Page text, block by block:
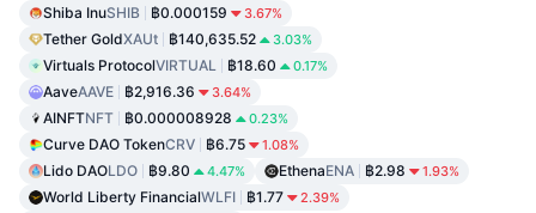
Shiba InuSHIB ฿0.000159 3.67%
Tether GoldXAUt ฿140,635.52 3.03%
Virtuals ProtocolVIRTUAL ฿18.60 0.17%
AaveAAVE ฿2,916.36 3.64%
AINFTNFT ฿0.000008928 0.23%
Curve DAO TokenCRV ฿6.75 1.08%
Lido DAOLDO ฿9.80 4.47% EthenaENA ฿2.98 1.93%
World Liberty FinancialWLFI ฿1.77 2.39%